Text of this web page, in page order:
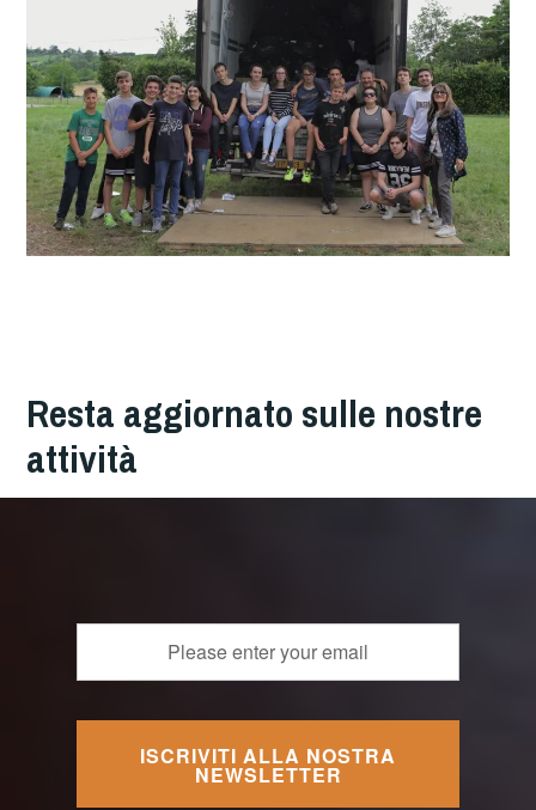
Resta aggiornato sulle nostre
attività
ISCRIVITI ALLA NOSTRA
NEWSLETTER